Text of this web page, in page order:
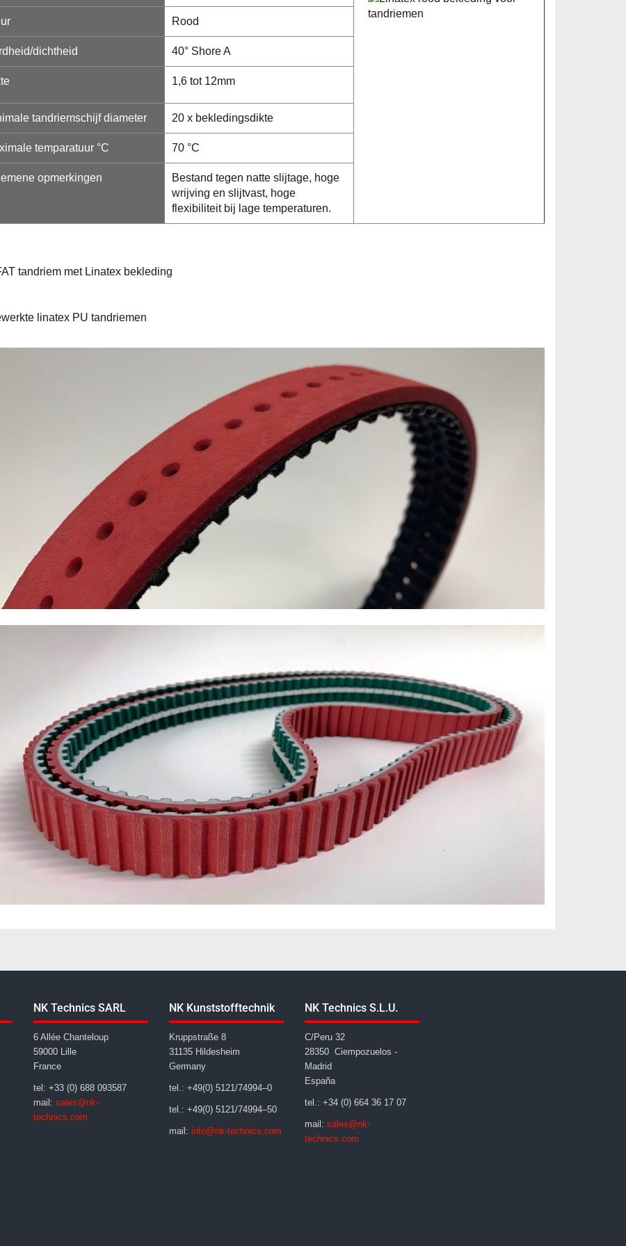
Rood
dichtheid 40° Shore A
1,6 tot 12mm
tandriemschijf diameter 20 x bekledingsdikte
temparatuur °C 70 °C
opmerkingen
Bestand tegen natte slijtage, hoge
wrijving en slijtvast, hoge
flexibiliteit bij lage temperaturen.
NK Technics SARL
6 Allée Chanteloup
59000 Lille
France
tel: +33 (0) 688 093587
mail: sales@nk-
technics.com
NK Kunststofftechnik
Kruppstraße 8
31135 Hildesheim
Germany
tel.: +49(0) 5121/74994–0
tel.: +49(0) 5121/74994–50
mail: info@nk-technics.com
NK Technics S.L.U.
C/Peru 32
28350 Ciempozuelos -
Madrid
España
tel.: +34 (0) 664 36 17 07
mail: sales@nk-
technics.com